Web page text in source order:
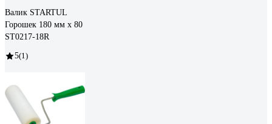
Валик STARTUL
Горошек 180 мм x 80
ST0217-18R
5(1)